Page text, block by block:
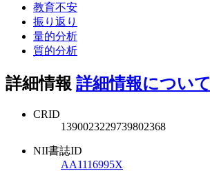
教育不安
振り返り
量的分析
質的分析
詳細情報 詳細情報について
CRID
1390023229739802368
NII書誌ID
AA1116995X